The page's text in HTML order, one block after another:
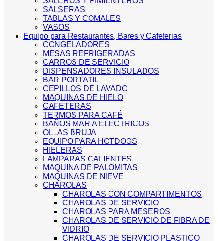
SALSERAS
TABLAS Y COMALES
VASOS
Equipo para Restaurantes, Bares y Cafeterias
CONGELADORES
MESAS REFRIGERADAS
CARROS DE SERVICIO
DISPENSADORES INSULADOS
BAR PORTATIL
CEPILLOS DE LAVADO
MAQUINAS DE HIELO
CAFETERAS
TERMOS PARA CAFÉ
BAÑOS MARIA ELECTRICOS
OLLAS BRUJA
EQUIPO PARA HOTDOGS
HIELERAS
LAMPARAS CALIENTES
MAQUINA DE PALOMITAS
MAQUINAS DE NIEVE
CHAROLAS
CHAROLAS CON COMPARTIMENTOS
CHAROLAS DE SERVICIO
CHAROLAS PARA MESEROS
CHAROLAS DE SERVICIO DE FIBRA DE
VIDRIO
CHAROLAS DE SERVICIO PLASTICO